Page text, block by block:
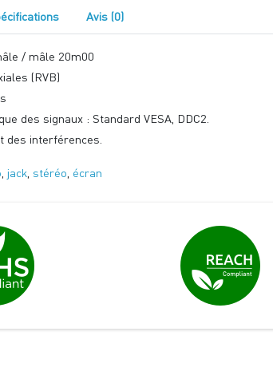
Avis (0)
/ mâle 20m00
(RVB)
des signaux : Standard VESA, DDC2.
interférences.
jack stéréo écran